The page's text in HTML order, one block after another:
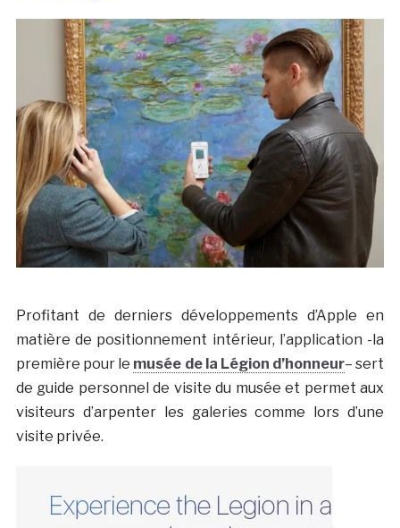
Profitant de derniers développements d’Apple en
matière de positionnement intérieur, l’application -la
première pour le musée de la Légion d’honneur– sert
de guide personnel de visite du musée et permet aux
visiteurs d’arpenter les galeries comme lors d’une
visite privée.